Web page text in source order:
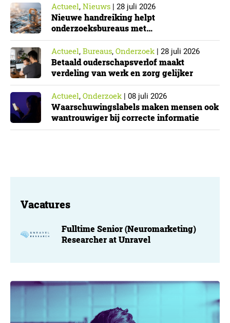
Actueel, Nieuws | 28 juli 2026
Nieuwe handreiking helpt
onderzoeksbureaus met
Cyberbeveiligingswet
Actueel, Bureaus, Onderzoek| 28 juli 2026
Betaald ouderschapsverlof maakt
verdeling van werk en zorg gelijker
Actueel, Onderzoek| 08 juli 2026
Waarschuwingslabels maken mensen ook
wantrouwiger bij correcte informatie
Vacatures
Fulltime Senior (Neuromarketing)
Researcher at Unravel